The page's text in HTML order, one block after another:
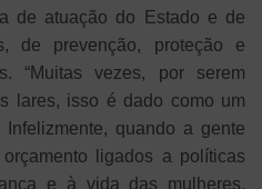
de atuação do Estado e de
de prevenção, proteção e
“Muitas vezes, por serem
lares, isso é dado como um
quando a gente
ligados a políticas
e à vida das mulheres,